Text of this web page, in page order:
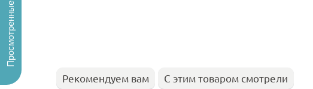
Рекомендуем вам С этим товаром смотрели
Просмотренные